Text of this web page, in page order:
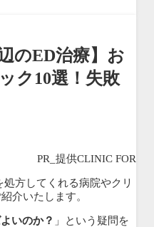
のED治療】お
ク10選！失敗
PR_提供CLINIC FOR
方してくれる病院やクリ
介いたします。
いのか？ 」という疑問を